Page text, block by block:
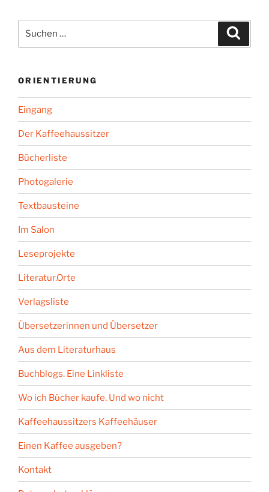
nach:
ORIENTIERUNG
Eingang
Der Kaffeehaussitzer
Bücherliste
Photogalerie
Textbausteine
Im Salon
Leseprojekte
Literatur.Orte
Verlagsliste
Übersetzerinnen und Übersetzer
Aus dem Literaturhaus
Buchblogs. Eine Linkliste
Wo ich Bücher kaufe. Und wo nicht
Kaffeehaussitzers Kaffeehäuser
Einen Kaffee ausgeben?
Kontakt